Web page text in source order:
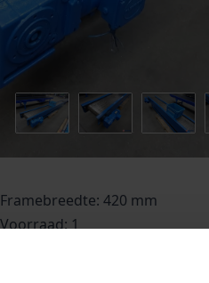
Framebreedte: 420 mm
Voorraad: 1